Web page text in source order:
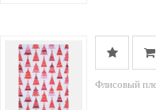
Флисовый